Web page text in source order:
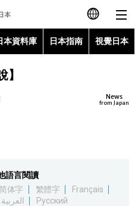
日本語
العربية
本資料庫 日本指南 視覺日本
News
from Japan
語言閱讀
简体字 繁體字
Français
العربية Русский